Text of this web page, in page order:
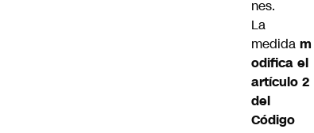
nes.
La
medida m
odifica el
artículo 2
del
Código